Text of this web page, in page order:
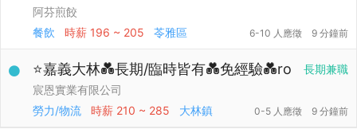
阿芬煎餃
餐飲
時薪 196 ~ 205 苓雅區 6-10 人應徵 9 分鐘前
長期兼職
⭐嘉義大林💑長期/臨時皆有💑免經驗💑ro
宸恩實業有限公司
勞力/物流
時薪 210 ~ 285 大林鎮 0-5 人應徵 9 分鐘前